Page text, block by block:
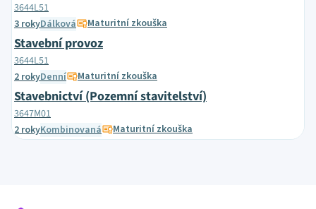
3644L51
3 rokyDálková Maturitní zkouška
Stavební provoz
3644L51
2 rokyDenní Maturitní zkouška
Stavebnictví (Pozemní stavitelství)
3647M01
2 rokyKombinovaná Maturitní zkouška